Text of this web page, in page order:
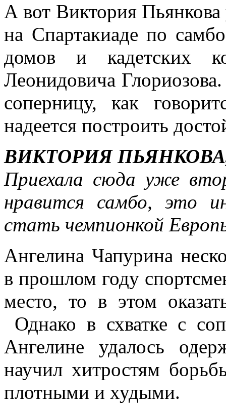
А вот Виктория Пьянкова
на Спартакиаде по
домов и кадетских
Леонидовича
соперницу, как
надеется построить
ВИКТОРИЯ
Приехала сюда уже
нравится самбо, это
стать чемпионкой
Ангелина Чапурина
в прошлом году
место, то в этом
Однако в схватке с
Ангелине удалось
научил хитростям
плотными и худыми.